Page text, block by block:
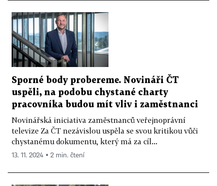
Sporné body probereme. Novináři ČT
uspěli, na podobu chystané charty
pracovníka budou mít vliv i zaměstnanci
Novinářská iniciativa zaměstnanců veřejnoprávní
televize Za ČT nezávislou uspěla se svou kritikou vůči
chystanému dokumentu, který má za cíl...
13. 11. 2024 ▪ 2 min. čtení